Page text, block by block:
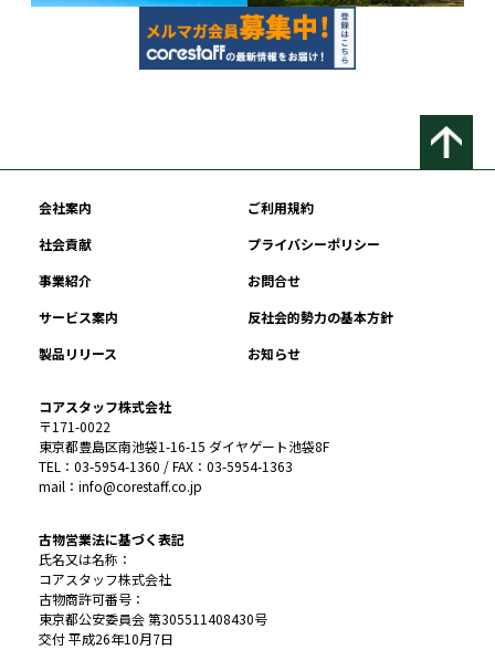
会社案内
ご利用規約
社会貢献
プライバシーポリシー
事業紹介
お問合せ
サービス案内
反社会的勢力の基本方針
製品リリース
お知らせ
コアスタッフ株式会社
〒171-0022
東京都豊島区南池袋1-16-15 ダイヤゲート池袋8F
TEL：03-5954-1360 / FAX：03-5954-1363
mail：info@corestaff.co.jp
古物営業法に基づく表記
氏名又は名称：
コアスタッフ株式会社
古物商許可番号：
東京都公安委員会 第305511408430号
交付 平成26年10月7日